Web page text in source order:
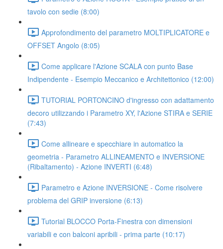
tavolo con sedie (8:00)
Approfondimento del parametro MOLTIPLICATORE e
OFFSET Angolo (8:05)
Come applicare l'Azione SCALA con punto Base
Indipendente - Esempio Meccanico e Architettonico (12:00)
TUTORIAL PORTONCINO d'ingresso con adattamento
decoro utilizzando i Parametro XY, l'Azione STIRA e SERIE
(7:43)
Come allineare e specchiare in automatico la
geometria - Parametro ALLINEAMENTO e INVERSIONE
(Ribaltamento) - Azione INVERTI (6:48)
Parametro e Azione INVERSIONE - Come risolvere
problema del GRIP inversione (6:13)
Tutorial BLOCCO Porta-Finestra con dimensioni
variabili e con balconi apribili - prima parte (10:17)